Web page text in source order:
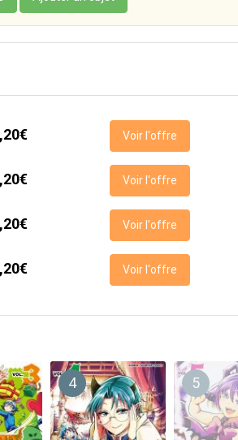
Voir l'offre
Voir l'offre
Voir l'offre
Voir l'offre
4 5